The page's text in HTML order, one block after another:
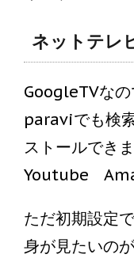
ネットテレ
GoogleTVな
paraviでも検
ストールできま
Youtube
ただ初期設定
身が見たいの